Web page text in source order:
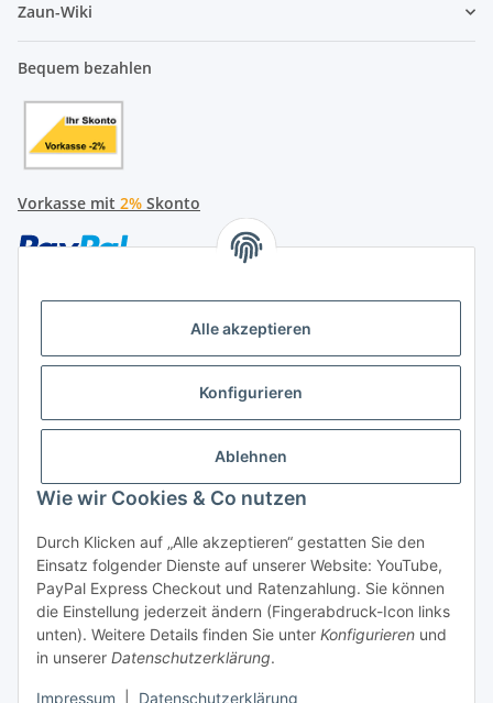
Alle akzeptieren
Konfigurieren
Ablehnen
Wie wir Cookies & Co nutzen
Durch Klicken auf „Alle akzeptieren“ gestatten Sie den
Einsatz folgender Dienste auf unserer Website: YouTube,
PayPal Express Checkout und Ratenzahlung. Sie können
die Einstellung jederzeit ändern (Fingerabdruck-Icon links
unten). Weitere Details finden Sie unter Konfigurieren und
in unserer Datenschutzerklärung.
Impressum Datenschutzerklärung
Zaun-Wiki
Bequem bezahlen
Vorkasse mit 2% Skonto
Später bezahlen
Hersteller
Vertrag widerrufen